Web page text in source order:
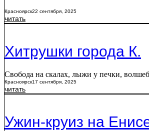
Красноярск22 сентября, 2025
читать
Хитрушки города К.
Свобода на скалах, лыжи у печки,
Красноярск17 сентября, 2025
читать
Ужин-круиз на